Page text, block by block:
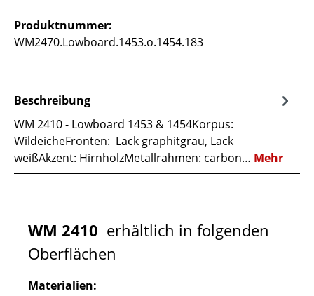
Produktnummer:
WM2470.Lowboard.1453.o.1454.183
Beschreibung
WM 2410 - Lowboard 1453 & 1454Korpus:
WildeicheFronten: Lack graphitgrau, Lack
weißAkzent: HirnholzMetallrahmen: carbon… Mehr
WM 2410 erhältlich in folgenden
Oberflächen
Materialien: